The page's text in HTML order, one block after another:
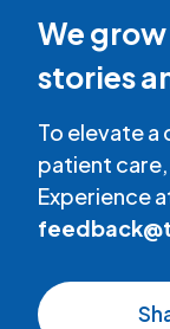
We
stories
To elevate
patient
Experience